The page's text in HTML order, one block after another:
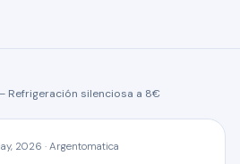
Refrigeración silenciosa a 8€
2026 · Argentomatica